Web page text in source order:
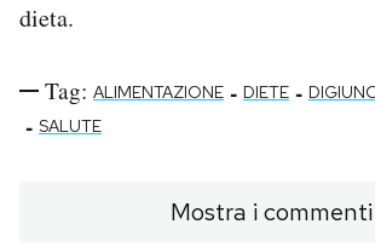
dieta.
Tag: ALIMENTAZIONE - DIETE -
- SALUTE
Mostra i commenti